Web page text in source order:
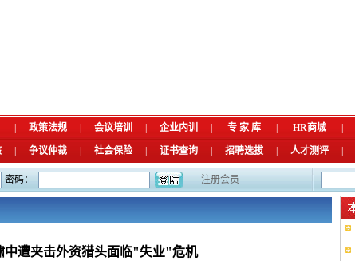
政策法规 会议培训 企业内训 专 家 库 HR商城
争议仲裁 社会保险 证书查询 招聘选拔 人才测评
密码： 注册会员
中遭夹击外资猎头面临"失业"危机